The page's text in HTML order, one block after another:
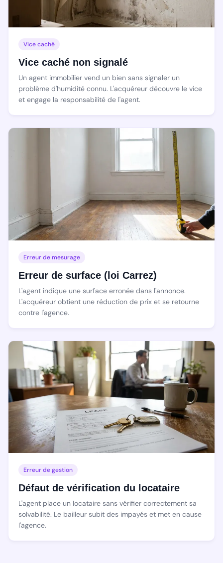
Vice caché
Vice caché non signalé
Un agent immobilier vend un bien sans signaler un
problème d'humidité connu. L'acquéreur découvre le vice
et engage la responsabilité de l'agent.
Erreur de mesurage
Erreur de surface (loi Carrez)
L'agent indique une surface erronée dans l'annonce.
L'acquéreur obtient une réduction de prix et se retourne
contre l'agence.
Erreur de gestion
Défaut de vérification du locataire
L'agent place un locataire sans vérifier correctement sa
solvabilité. Le bailleur subit des impayés et met en cause
l'agence.